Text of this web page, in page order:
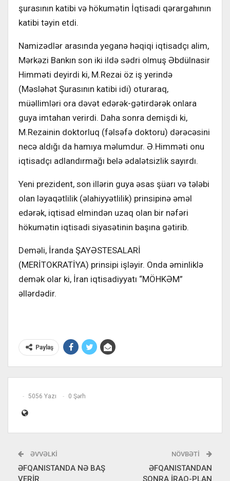
şurasının katibi və hökumətin İqtisadi qərargahının
katibi təyin etdi.
Namizədlər arasında yeganə həqiqi iqtisadçı alim,
Mərkəzi Bankın son iki ildə sədri olmuş Əbdülnasir
Himməti deyirdi ki, M.Rezai öz iş yerində
(Məsləhət Şurasının katibi idi) oturaraq,
müəllimləri ora dəvət edərək-gətirdərək onlara
guya imtahan verirdi. Daha sonra demişdi ki,
M.Rezainin doktorluq (fəlsəfə doktoru) dərəcəsini
necə aldığı da hamıya məlumdur. Ə.Himməti onu
iqtisadçı adlandırmağı belə ədalətsizlik sayırdı.
Yeni prezident, son illərin guya əsas şüarı və tələbi
olan ləyaqətlilik (əlahiyyətlilik) prinsipinə əməl
edərək, iqtisad elmindən uzaq olan bir nəfəri
hökumətin iqtisadi siyasətinin başına gətirib.
Deməli, İranda ŞAYƏSTESALARİ
(MERİTOKRATİYA) prinsipi işləyir. Onda əminliklə
demək olar ki, İran iqtisadiyyatı “MÖHKƏM”
əllərdədir.
Paylaş
5056 Yazı 0 Şərh
ƏVVƏLKI
ƏFQANISTANDA NƏ BAŞ
VERİR
NÖVBƏTI
ƏFQANISTANDAN
SONRA İRAQ-PLAN